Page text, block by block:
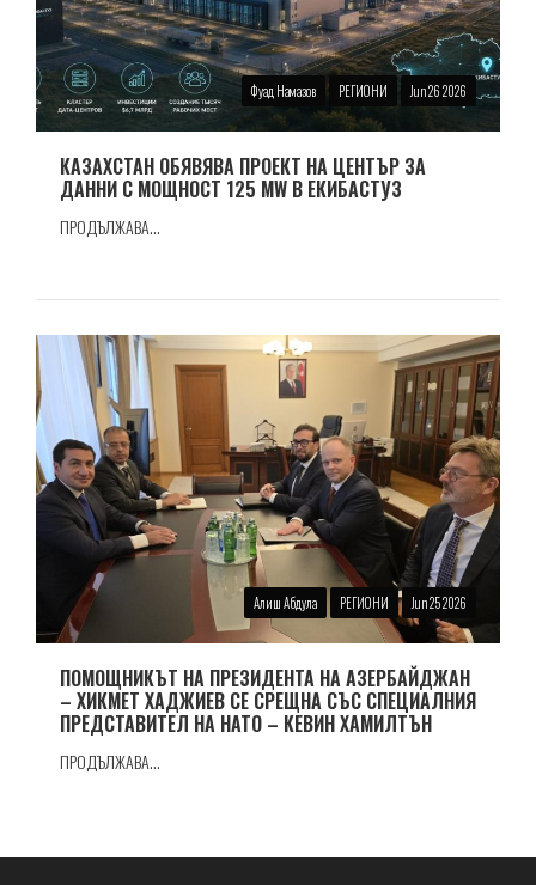
Фуад Намазов РЕГИОНИ Jun 26 2026
КАЗАХСТАН ОБЯВЯВА ПРОЕКТ НА ЦЕНТЪР ЗА
ДАННИ С МОЩНОСТ 125 MW В ЕКИБАСТУЗ
ПРОДЪЛЖАВА...
Алиш Абдула РЕГИОНИ Jun 25 2026
ПОМОЩНИКЪТ НА ПРЕЗИДЕНТА НА АЗЕРБАЙДЖАН
– ХИКМЕТ ХАДЖИЕВ СЕ СРЕЩНА СЪС СПЕЦИАЛНИЯ
ПРЕДСТАВИТЕЛ НА НАТО – КЕВИН ХАМИЛТЪН
ПРОДЪЛЖАВА...